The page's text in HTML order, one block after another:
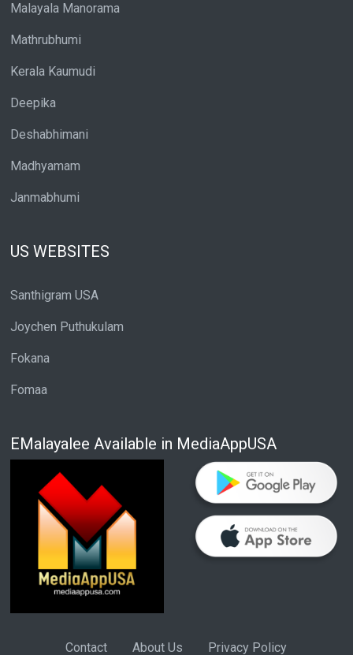
Malayala Manorama
Mathrubhumi
Kerala Kaumudi
Deepika
Deshabhimani
Madhyamam
Janmabhumi
US WEBSITES
Santhigram USA
Joychen Puthukulam
Fokana
Fomaa
EMalayalee Available in MediaAppUSA
Contact About Us Privacy Policy